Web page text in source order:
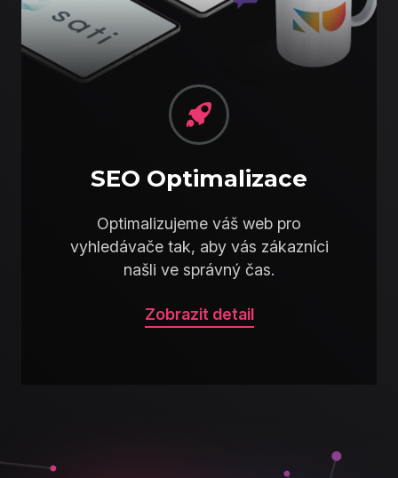
SEO Optimalizace
Optimalizujeme váš web pro
vyhledávače tak, aby vás zákazníci
našli ve správný čas.
Zobrazit detail